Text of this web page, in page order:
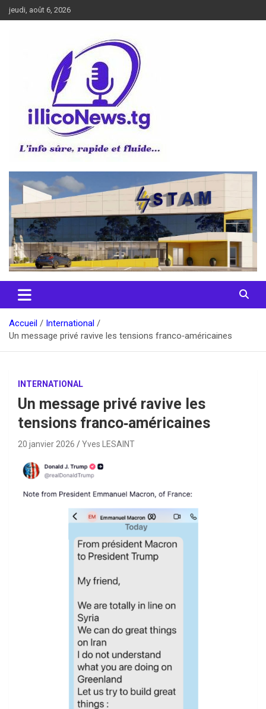
Aller
au
jeudi, août 6, 2026
illiconews
Accueil
International
Un message privé ravive les tensions franco‑américaines
INTERNATIONAL
Un message privé ravive les
tensions franco‑américaines
20 janvier 2026 Yves LESAINT